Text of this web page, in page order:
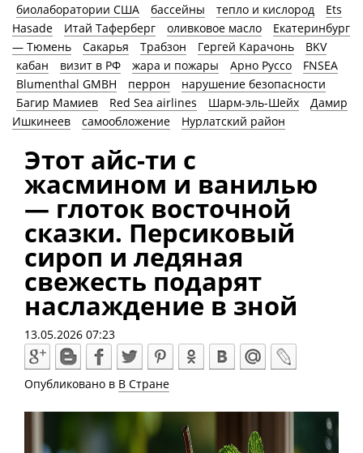
биолаборатории США
бассейны тепло и кислород
Ets
Hasade
Итай Таферберг оливковое масло
Екатеринбург
— Тюмень
Сакарья Трабзон Гергей Карачонь
BKV
кабан
визит в РФ жара и пожары Арно Руссо
FNSEA
Blumenthal GMBH
перрон
нарушение безопасности
Багир Мамиев
Red Sea airlines Шарм-эль-Шейх
Дамир
Ишкинеев
самообложение Нурлатский район
Этот айс-ти с
жасмином и ванилью
— глоток восточной
сказки. Персиковый
сироп и ледяная
свежесть подарят
наслаждение в зной
13.05.2026 07:23
Опубликовано в В Стране